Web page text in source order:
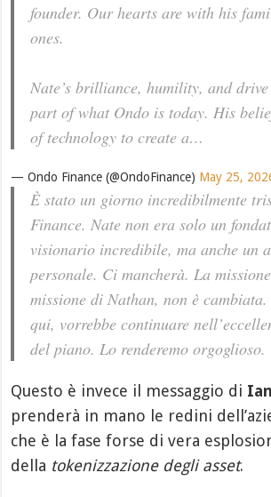
founder. Our hearts are with his
ones.
Nate’s brilliance, humility, and drive
part of what Ondo is today. His
of technology to create a…
— Ondo Finance (@OndoFinance) May 25,
È stato un giorno incredibilmente
Finance. Nate non era solo un
visionario incredibile, ma anche un
personale. Ci mancherà. La
missione di Nathan, non è cambiata.
qui, vorrebbe continuare
del piano. Lo renderemo orgoglioso.
Questo è invece il messaggio di
prenderà in mano le redini
che è la fase forse di vera
della tokenizzazione degli asset.